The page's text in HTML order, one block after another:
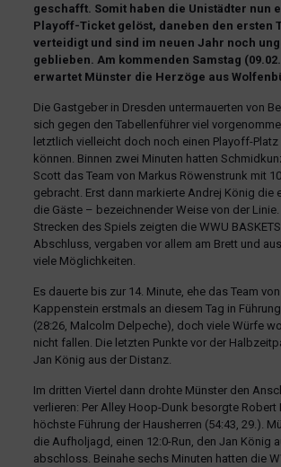
geschafft. Somit haben die Unistädter nun
Playoff-Ticket gelöst, daneben den ersten
verteidigt und sind im neuen Jahr noch
geblieben. Am kommenden Samstag
erwartet Münster die Herzöge aus
Die Gastgeber in Dresden untermauerten von
sich gegen den Tabellenführer viel
letztlich vielleicht doch noch einen Playoff-Platz
können. Binnen zwei Minuten hatten
Scott das Team von Markus Röwenstrunk mit
gebracht. Erst dann markierte Andrej König die
die Gäste – bezeichnender Weise von der
Strecken des Spiels zeigten die WWU
Abschluss, vergaben vor allem am Brett und
viele Möglichkeiten.
Es dauerte bis zur 14. Minute, ehe das Team
Kappenstein erstmals an diesem Tag in
(28:26, Malcolm Delpeche), doch viele Würfe
nicht fallen. Die letzten Punkte vor der
Jan König aus der Distanz.
Im dritten Viertel dann drohte Münster den
verlieren: Per Alley Hoop-Dunk besorgte Robert
höchste Führung der Hausherren (54:43, 29.).
die Aufholjagd, einen 12:0-Run, den Jan König
abschloss. Beinahe sechs Minuten hatten die